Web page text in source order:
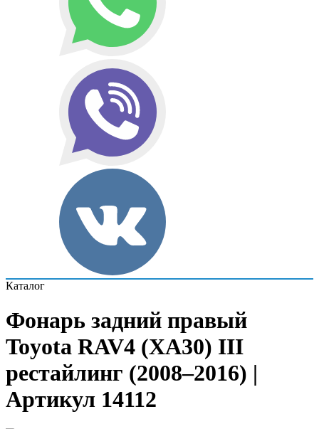
Каталог
Фонарь задний правый
Toyota RAV4 (XA30) III
рестайлинг (2008–2016) |
Артикул 14112